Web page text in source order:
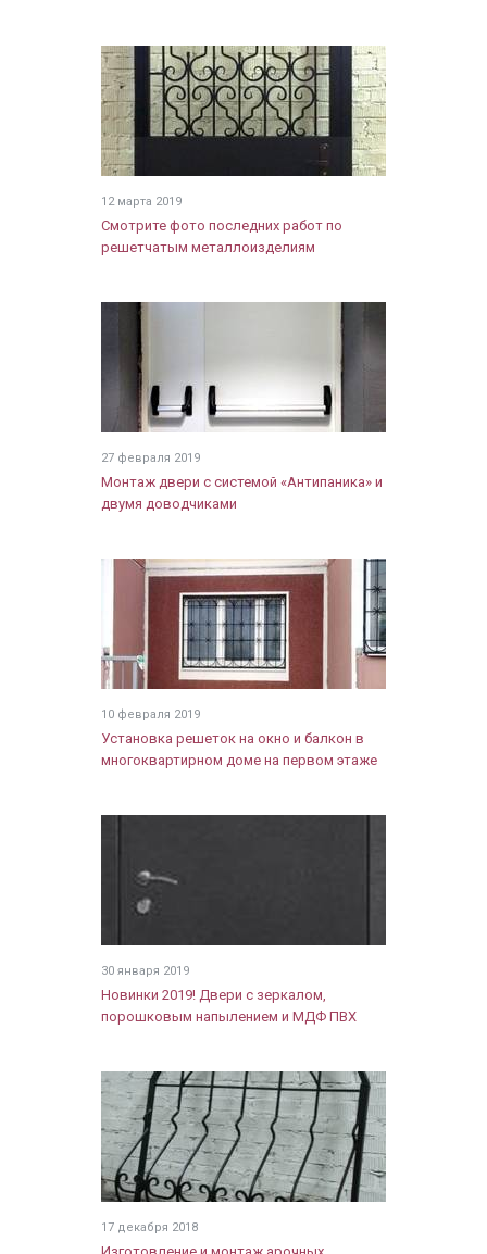
12 марта 2019
Смотрите фото последних работ по
решетчатым металлоизделиям
27 февраля 2019
Монтаж двери с системой «Антипаника» и
двумя доводчиками
10 февраля 2019
Установка решеток на окно и балкон в
многоквартирном доме на первом этаже
30 января 2019
Новинки 2019! Двери с зеркалом,
порошковым напылением и МДФ ПВХ
17 декабря 2018